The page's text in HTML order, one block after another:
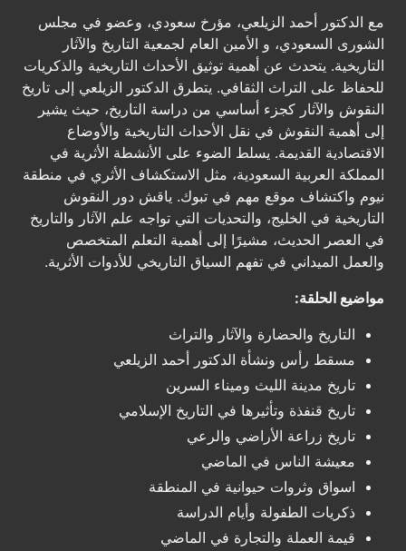
مع الدكتور أحمد الزيلعي، مؤرخ سعودي، وعضو في مجلس
الشورى السعودي، و الأمين العام لجمعية التاريخ والآثار
التاريخية. يتحدث عن أهمية توثيق الأحداث التاريخية والذكريات
للحفاظ على التراث الثقافي. يتطرق الدكتور الزيلعي إلى تاريخ
النقوش والآثار كجزء أساسي من دراسة التاريخ، حيث يشير
إلى أهمية النقوش في نقل الأحداث التاريخية والأوضاع
الاقتصادية القديمة. يسلط الضوء على الأنشطة الأثرية في
المملكة العربية السعودية، مثل الاستكشاف الأثري في منطقة
نيوم واكتشاف موقع مهم في تبوك. ياقش دور النقوش
التاريخية في الخليج، والتحديات التي تواجه علم الآثار والتاريخ
في العصر الحديث، مشيرًا إلى أهمية التعلم المتخصص
والعمل الميداني في تفهم السياق التاريخي للأدوات الأثرية.
مواضيع الحلقة:
التاريخ والحضارة والآثار والتراث
مسقط رأس ونشأة الدكتور أحمد الزيلعي
تاريخ مدينة الليث وميناء السرين
تاريخ قنفذة وتأثيرها في التاريخ الإسلامي
تاريخ زراعة الأراضي والرعي
معيشة الناس في الماضي
اسواق وثروات حيوانية في المنطقة
ذكريات الطفولة وأيام الدراسة
قيمة العملة والتجارة في الماضي